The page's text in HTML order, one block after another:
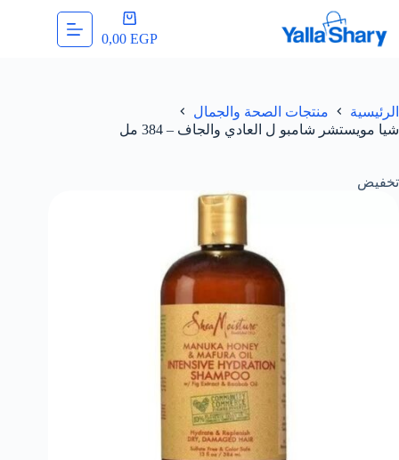
المحتوى
عربة
التسوق
0,00 EGP
الرئيسية
منتجات الصحة والجمال
شيا مويستشر شامبو ل العادي والجاف – 384 مل
تخفيض